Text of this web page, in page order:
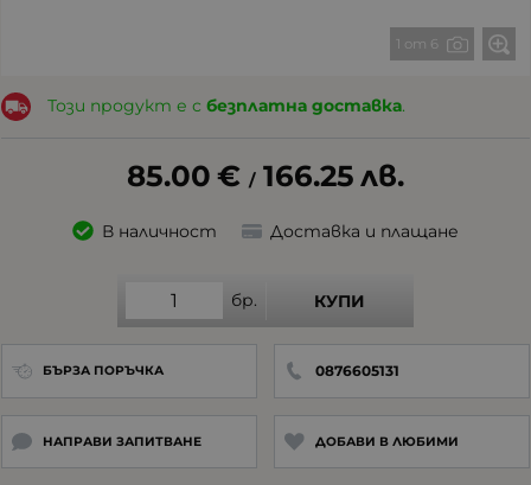
1 от 6
Този продукт е с безплатна доставка.
85.00 € / 166.25 лв.
В наличност Доставка и плащане
бр. КУПИ
БЪРЗА ПОРЪЧКА 0876605131
НАПРАВИ ЗАПИТВАНЕ ДОБАВИ В ЛЮБИМИ